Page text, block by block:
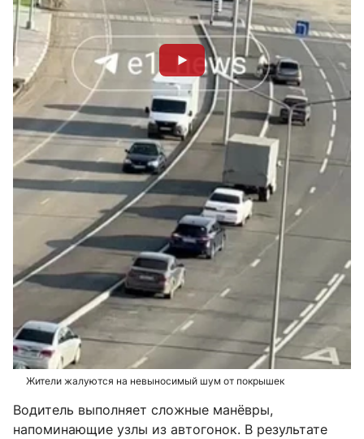
Жители жалуются на невыносимый шум от покрышек
Водитель выполняет сложные манёвры,
напоминающие узлы из автогонок. В результате